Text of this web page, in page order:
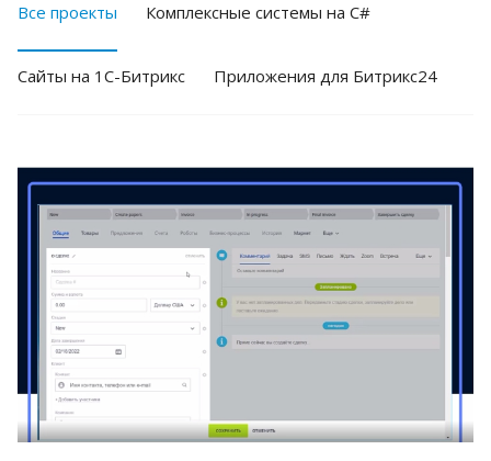
Все проекты Комплексные системы на C#
Cайты на 1С-Битрикс Приложения для Битрикс24
Смотреть проект